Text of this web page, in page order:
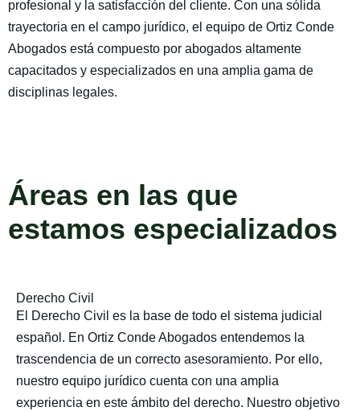
profesional y la satisfacción del cliente. Con una sólida
trayectoria en el campo jurídico, el equipo de Ortiz Conde
Abogados está compuesto por abogados altamente
capacitados y especializados en una amplia gama de
disciplinas legales.
Áreas en las que
estamos especializados
Derecho Civil
El Derecho Civil es la base de todo el sistema judicial
español. En Ortiz Conde Abogados entendemos la
trascendencia de un correcto asesoramiento. Por ello,
nuestro equipo jurídico cuenta con una amplia
experiencia en este ámbito del derecho. Nuestro objetivo